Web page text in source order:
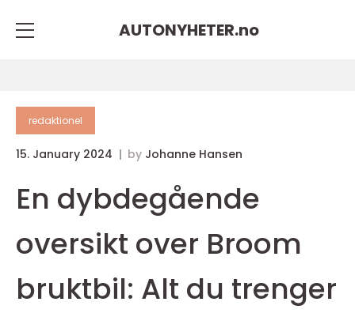
AUTONYHETER.no
redaktionel
15. January 2024 by Johanne Hansen
En dybdegående
oversikt over Broom
bruktbil: Alt du trenger